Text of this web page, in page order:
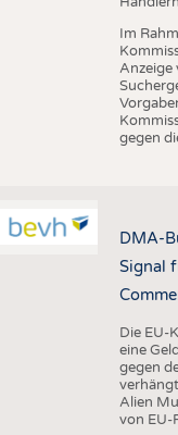
Im
Anzeige
gegen
DMA-
Signal
Die EU-
eine
gegen
Alien
von EU-